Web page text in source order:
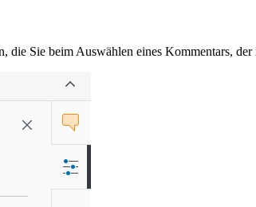
die Sie beim Auswählen eines Kommentars,